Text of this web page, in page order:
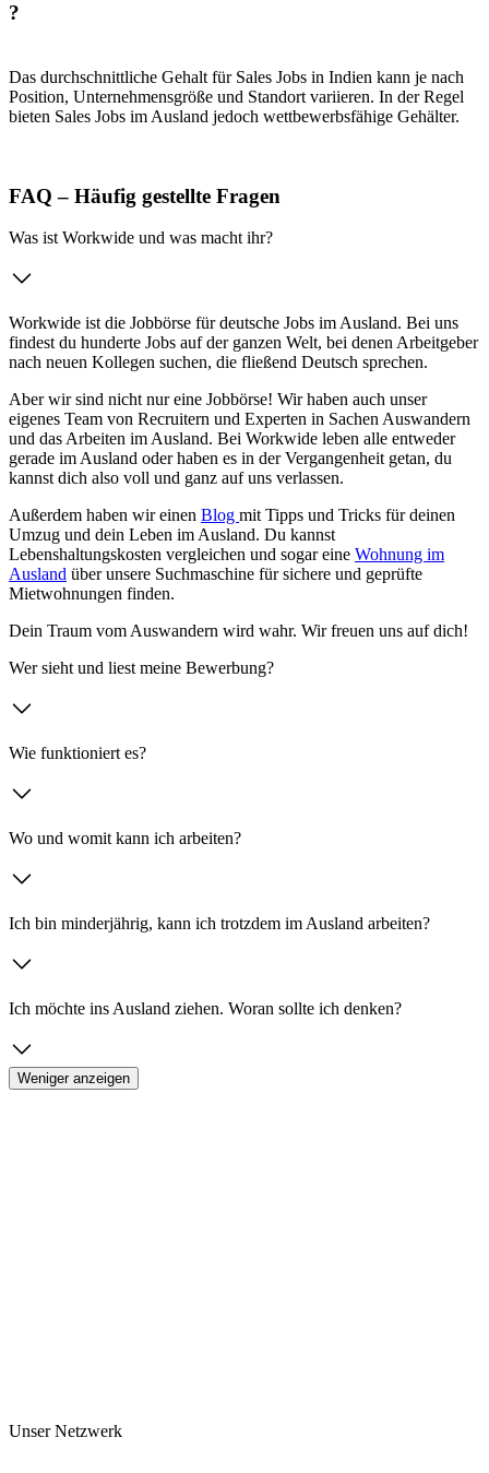
?
Das durchschnittliche Gehalt für Sales Jobs in Indien kann je nach
Position, Unternehmensgröße und Standort variieren. In der Regel
bieten Sales Jobs im Ausland jedoch wettbewerbsfähige Gehälter.
FAQ – Häufig gestellte Fragen
Was ist Workwide und was macht ihr?
Workwide ist die Jobbörse für deutsche Jobs im Ausland. Bei uns
findest du hunderte Jobs auf der ganzen Welt, bei denen Arbeitgeber
nach neuen Kollegen suchen, die fließend Deutsch sprechen.
Aber wir sind nicht nur eine Jobbörse! Wir haben auch unser
eigenes Team von Recruitern und Experten in Sachen Auswandern
und das Arbeiten im Ausland. Bei Workwide leben alle entweder
gerade im Ausland oder haben es in der Vergangenheit getan, du
kannst dich also voll und ganz auf uns verlassen.
Außerdem haben wir einen Blog mit Tipps und Tricks für deinen
Umzug und dein Leben im Ausland. Du kannst
Lebenshaltungskosten vergleichen und sogar eine Wohnung im
Ausland über unsere Suchmaschine für sichere und geprüfte
Mietwohnungen finden.
Dein Traum vom Auswandern wird wahr. Wir freuen uns auf dich!
Wer sieht und liest meine Bewerbung?
Wie funktioniert es?
Wo und womit kann ich arbeiten?
Ich bin minderjährig, kann ich trotzdem im Ausland arbeiten?
Ich möchte ins Ausland ziehen. Woran sollte ich denken?
Weniger anzeigen
Unser Netzwerk